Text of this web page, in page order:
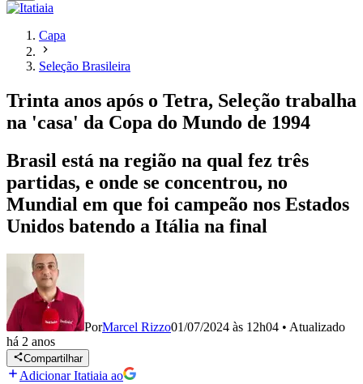
Capa
Seleção Brasileira
Trinta anos após o Tetra, Seleção trabalha
na 'casa' da Copa do Mundo de 1994
Brasil está na região na qual fez três
partidas, e onde se concentrou, no
Mundial em que foi campeão nos Estados
Unidos batendo a Itália na final
PorMarcel Rizzo01/07/2024 às 12h04 • Atualizado
há 2 anos
Compartilhar
Adicionar Itatiaia ao